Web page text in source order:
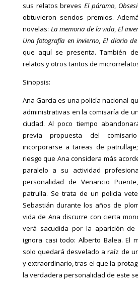
sus relatos brevesEl páramo,
obtuvieron sendos premios.
novelas: La memoria de la vida,El
Una fotografía en invierno,El diario
que aquí se presenta. También
relatos y otros tantos de
Sinopsis:
Ana García es una policía nacional
administrativas en lacomisaría de
ciudad. Al poco tiempo
previa propuesta del
incorporarse a tareas de
riesgo que Ana considera más
paralelo a su actividad
personalidad de Venancio
patrulla. Se trata de un policía
Sebastián durante los años de
vida de Ana discurre con cierta
verá sacudida por la aparición
ignora casi todo: Alberto Balea. El
solo quedará desvelado a raíz de
y extraordinario, tras el que la
la verdadera personalidad de este